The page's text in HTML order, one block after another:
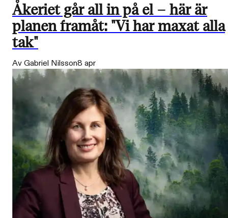
Åkeriet går all in på el – här är
planen framåt: "Vi har maxat alla
tak"
Av Gabriel Nilsson8 apr